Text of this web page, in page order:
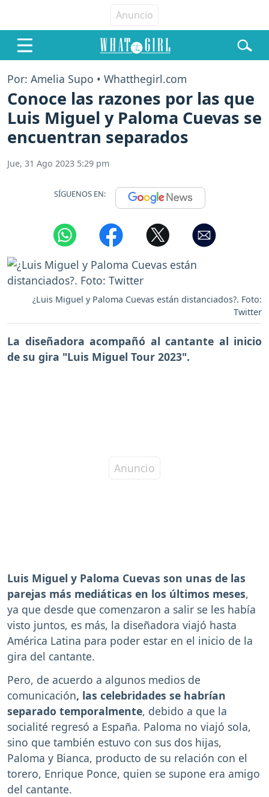
Por: Amelia Supo • Whatthegirl.com
Conoce las razones por las que
Luis Miguel y Paloma Cuevas se
encuentran separados
Jue, 31 Ago 2023 5:29 pm
SÍGUENOS EN:
¿Luis Miguel y Paloma Cuevas están distanciados?. Foto:
Twitter
La diseñadora acompañó al cantante al inicio
de su gira "Luis Miguel Tour 2023".
Luis Miguel y Paloma Cuevas son unas de las
parejas más mediáticas en los últimos meses,
ya que desde que comenzaron a salir se les había
visto juntos, es más, la diseñadora viajó hasta
América Latina para poder estar en el inicio de la
gira del cantante.
Pero, de acuerdo a algunos medios de
comunicación, las celebridades se habrían
separado temporalmente, debido a que la
socialité regresó a España. Paloma no viajó sola,
sino que también estuvo con sus dos hijas,
Paloma y Bianca, producto de su relación con el
torero, Enrique Ponce, quien se supone era amigo
del cantante.